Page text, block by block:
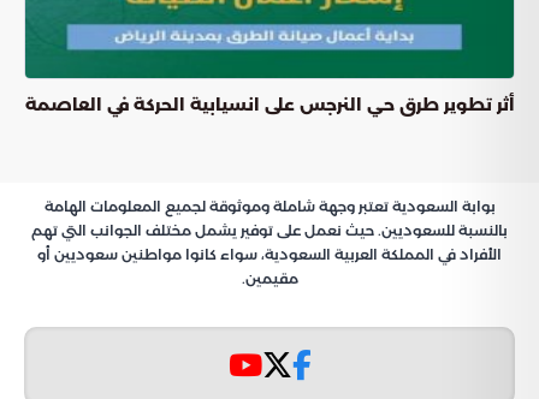
أثر تطوير طرق حي النرجس على انسيابية الحركة في العاصمة
بوابة السعودية تعتبر وجهة شاملة وموثوقة لجميع المعلومات الهامة
بالنسبة للسعوديين. حيث نعمل على توفير يشمل مختلف الجوانب التي تهم
الأفراد في المملكة العربية السعودية، سواء كانوا مواطنين سعوديين أو
مقيمين.